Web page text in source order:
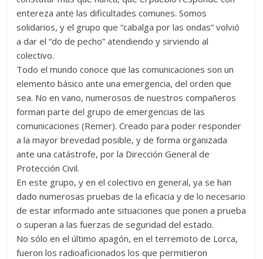
entereza ante las dificultades comunes. Somos
solidarios, y el grupo que “cabalga por las ondas” volvió
a dar el “do de pecho” atendiendo y sirviendo al
colectivo.
Todo el mundo conoce que las comunicaciones son un
elemento básico ante una emergencia, del orden que
sea. No en vano, numerosos de nuestros compañeros
forman parte del grupo de emergencias de las
comunicaciones (Remer). Creado para poder responder
a la mayor brevedad posible, y de forma organizada
ante una catástrofe, por la Dirección General de
Protección Civil.
En este grupo, y en el colectivo en general, ya se han
dado numerosas pruebas de la eficacia y de lo necesario
de estar informado ante situaciones que ponen a prueba
o superan a las fuerzas de seguridad del estado.
No sólo en el último apagón, en el terremoto de Lorca,
fueron los radioaficionados los que permitieron